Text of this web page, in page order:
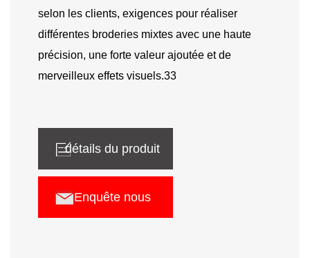
selon les clients, exigences pour réaliser
différentes broderies mixtes avec une haute
précision, une forte valeur ajoutée et de
merveilleux effets visuels.33
détails du produit
Enquête nous